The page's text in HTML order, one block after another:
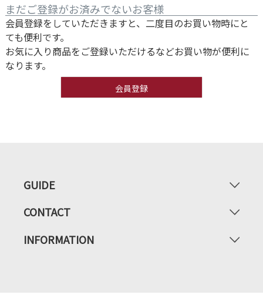
まだご登録がお済みでないお客様
会員登録をしていただきますと、二度目のお買い物時にと
ても便利です。
お気に入り商品をご登録いただけるなどお買い物が便利に
なります。
会員登録
GUIDE
CONTACT
INFORMATION